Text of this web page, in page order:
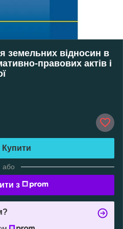
земельних відносин в
правових актів і
Купити
або
з